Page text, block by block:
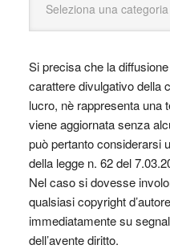
Si precisa che la
carattere divulgativo della
lucro, nè rappresenta una
viene aggiornata senza
può pertanto considerarsi
della legge n. 62 del
Nel caso si dovesse
qualsiasi copyright
immediatamente su
dell’avente diritto.